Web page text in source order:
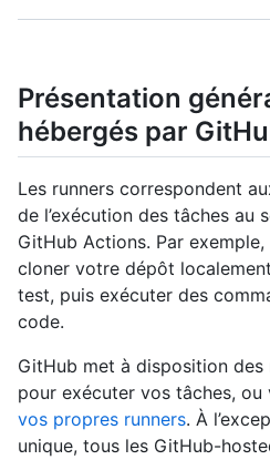
Présentation
hébergés par
Les runners correspondent
de l’exécution des tâches au
GitHub Actions. Par
cloner votre dépôt
test, puis exécuter des
code.
GitHub met à disposition des
pour exécuter vos tâches, ou
vos propres runners. À
unique, tous les GitHub-